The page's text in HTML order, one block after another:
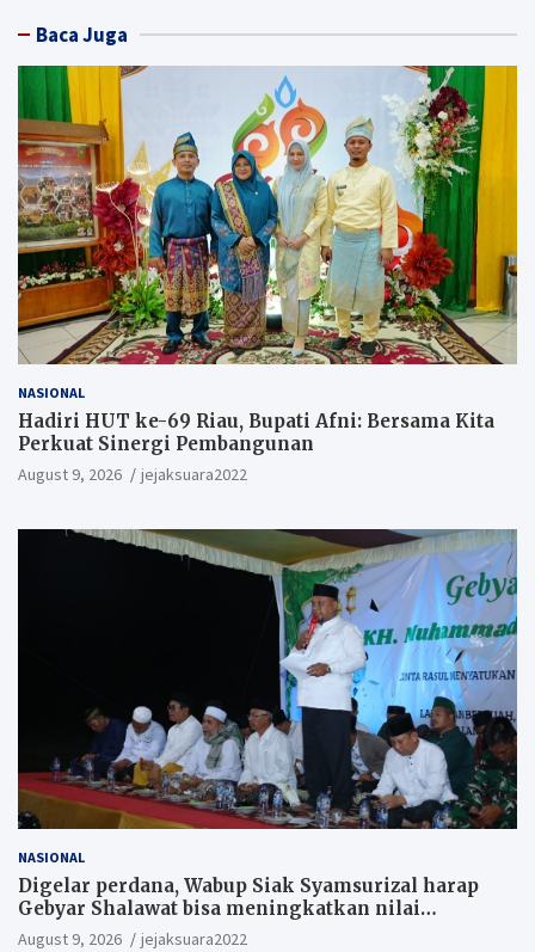
Baca Juga
NASIONAL
Hadiri HUT ke-69 Riau, Bupati Afni: Bersama Kita
Perkuat Sinergi Pembangunan
August 9, 2026 jejaksuara2022
NASIONAL
Digelar perdana, Wabup Siak Syamsurizal harap
Gebyar Shalawat bisa meningkatkan nilai
keagamaan ditengah-tengah masyarakat.
August 9, 2026 jejaksuara2022